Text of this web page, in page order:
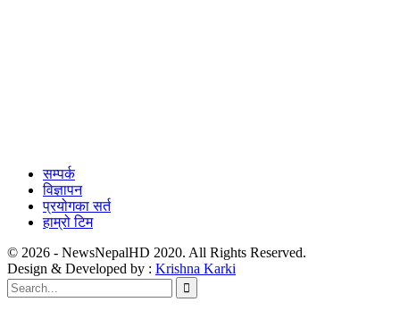
सम्पर्क
विज्ञापन
प्रयोगका सर्त
हाम्रो टिम
© 2026 - NewsNepalHD 2020. All Rights Reserved.
Design & Developed by : Krishna Karki